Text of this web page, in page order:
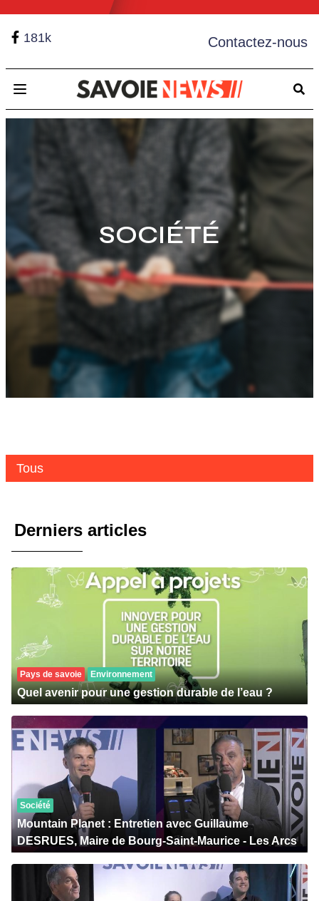
181k Contactez-nous
Open main menu
SOCIÉTÉ
Tous
Derniers articles
Pays de savoie Environnement
Quel avenir pour une gestion durable de l’eau ?
Société
Mountain Planet : Entretien avec Guillaume
DESRUES, Maire de Bourg-Saint-Maurice - Les Arcs